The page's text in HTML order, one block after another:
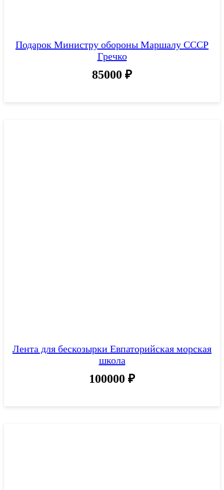
Подарок Министру обороны Маршалу СССР
Гречко
85000 ₽
Лента для бескозырки Евпаторийская морская
школа
100000 ₽